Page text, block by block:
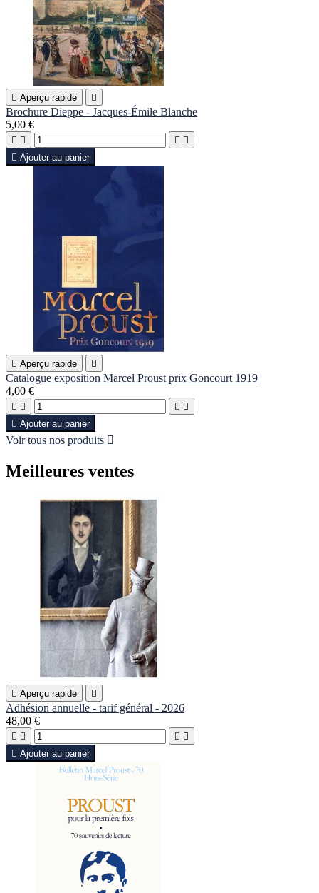
 Aperçu rapide 
Brochure Dieppe - Jacques-Émile Blanche
5,00 €
   
 Ajouter au panier
 Aperçu rapide 
Catalogue exposition Marcel Proust prix Goncourt 1919
4,00 €
   
 Ajouter au panier
Voir tous nos produits 
Meilleures ventes
 Aperçu rapide 
Adhésion annuelle - tarif général - 2026
48,00 €
   
 Ajouter au panier